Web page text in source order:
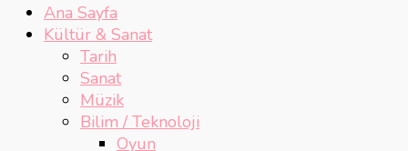
Ana Sayfa
Kültür & Sanat
Tarih
Sanat
Müzik
Bilim / Teknoloji
Oyun